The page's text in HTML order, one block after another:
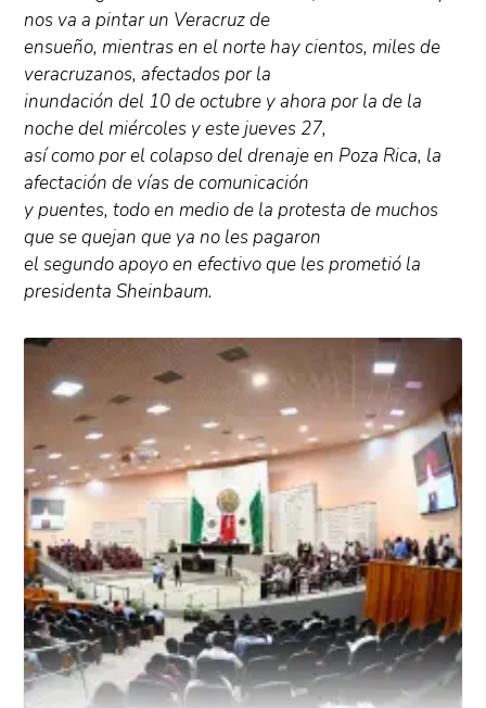
nos va a pintar un Veracruz de
ensueño, mientras en el norte hay cientos, miles de
veracruzanos, afectados por la
inundación del 10 de octubre y ahora por la de la
noche del miércoles y este jueves 27,
así como por el colapso del drenaje en Poza Rica, la
afectación de vías de comunicación
y puentes, todo en medio de la protesta de muchos
que se quejan que ya no les pagaron
el segundo apoyo en efectivo que les prometió la
presidenta Sheinbaum.